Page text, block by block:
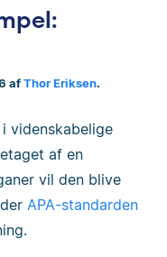
af Thor Eriksen.
videnskabelige
af en
vil den blive
APA-standarden